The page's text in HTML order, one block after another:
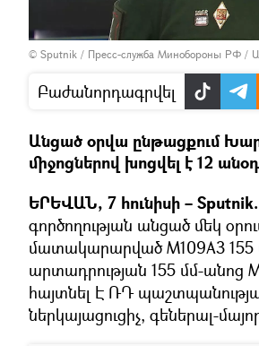
© Sputnik / Пресс-служба Минобороны РФ /
Բաժանորդագրվել
Անցած օրվա ընթացքում
միջոցներով խոցվել է 12
ԵՐԵՎԱՆ, 7 հունիսի – Sputnik.
գործողության անցած մեկ
մատակարարված М109А3
արտադրության 155 մմ-անոց
հայտնել Է ՌԴ
ներկայացուցիչ, գեներալ-